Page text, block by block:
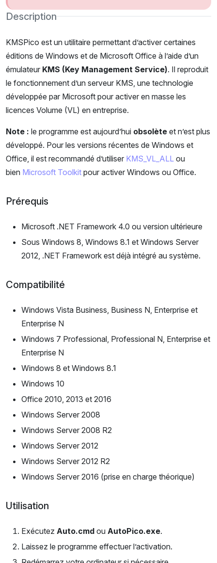
Description
KMSPico est un utilitaire permettant d’activer certaines
éditions de Windows et de Microsoft Office à l’aide d’un
émulateur KMS (Key Management Service). Il reproduit
le fonctionnement d’un serveur KMS, une technologie
développée par Microsoft pour activer en masse les
licences Volume (VL) en entreprise.
Note : le programme est aujourd’hui obsolète et n’est plus
développé. Pour les versions récentes de Windows et
Office, il est recommandé d’utiliser KMS_VL_ALL ou
bien Microsoft Toolkit pour activer Windows ou Office.
Prérequis
Microsoft .NET Framework 4.0 ou version ultérieure
Sous Windows 8, Windows 8.1 et Windows Server
2012, .NET Framework est déjà intégré au système.
Compatibilité
Windows Vista Business, Business N, Enterprise et
Enterprise N
Windows 7 Professional, Professional N, Enterprise et
Enterprise N
Windows 8 et Windows 8.1
Windows 10
Office 2010, 2013 et 2016
Windows Server 2008
Windows Server 2008 R2
Windows Server 2012
Windows Server 2012 R2
Windows Server 2016 (prise en charge théorique)
Utilisation
Exécutez Auto.cmd ou AutoPico.exe.
Laissez le programme effectuer l’activation.